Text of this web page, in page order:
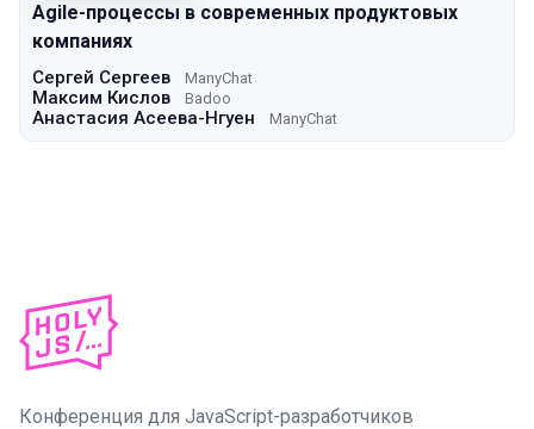
Agile-процессы в современных продуктовых
компаниях
Сергей Сергеев ManyChat
Максим Кислов Badoo
Анастасия Асеева-Нгуен ManyChat
Конференция для JavaScript-разработчиков